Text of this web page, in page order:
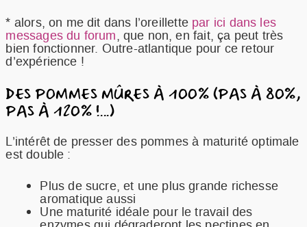
* alors, on me dit dans l’oreillette par ici dans les
messages du forum, que non, en fait, ça peut très
bien fonctionner. Outre-atlantique pour ce retour
d’expérience !
DES POMMES MÛRES À 100% (PAS À 80%,
PAS À 120% !...)
L’intérêt de presser des pommes à maturité optimale
est double :
Plus de sucre, et une plus grande richesse
aromatique aussi
Une maturité idéale pour le travail des